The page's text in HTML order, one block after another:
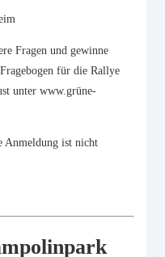
Fragen und gewinne
für die Rallye
unter www.grüne-
Anmeldung ist nicht